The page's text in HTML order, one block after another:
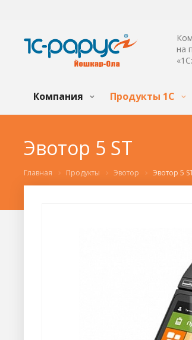
на
Компания Продукты 1С
Эвотор 5 ST
Главная Продукты Эвотор Эвотор 5